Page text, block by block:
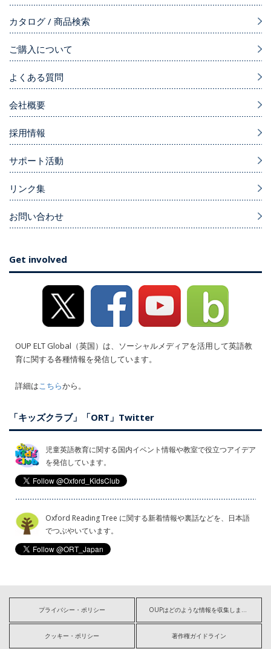
カタログ / 商品検索
ご購入について
よくある質問
会社概要
採用情報
サポート活動
リンク集
お問い合わせ
Get involved
OUP ELT Global（英国）は、ソーシャルメディアを活用して英語教
育に関する各種情報を発信しています。
詳細はこちらから。
「キッズクラブ」「ORT」Twitter
児童英語教育に関する国内イベント情報や教室で役立つアイデア
を発信しています。
Oxford Reading Tree に関する新着情報や裏話などを、日本語
でつぶやいています。
プライバシー・ポリシー OUPはどのような情報を収集しますか?
クッキー・ポリシー 著作権ガイドライン